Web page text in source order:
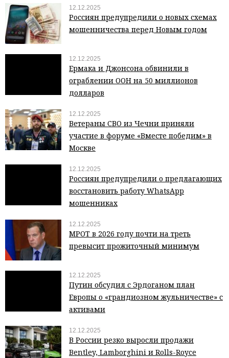
12.12.2025
Россиян предупредили о новых схемах
мошенничества перед Новым годом
12.12.2025
Ермака и Джонсона обвинили в
ограблении ООН на 50 миллионов
долларов
12.12.2025
Ветераны СВО из Чечни приняли
участие в форуме «Вместе победим» в
Москве
12.12.2025
Россиян предупредили о предлагающих
восстановить работу WhatsApp
мошенниках
12.12.2025
МРОТ в 2026 году почти на треть
превысит прожиточный минимум
12.12.2025
Путин обсудил с Эрдоганом план
Европы о «грандиозном жульничестве» с
активами
12.12.2025
В России резко выросли продажи
Bentley, Lamborghini и Rolls-Royce